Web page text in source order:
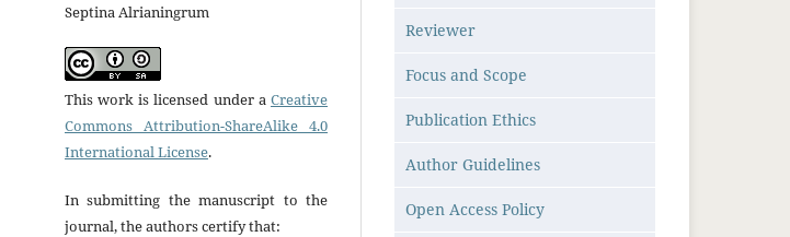
Septina Alrianingrum
This work is licensed under a Creative
Commons Attribution-ShareAlike 4.0
International License.
In submitting the manuscript to the
journal, the authors certify that:
Reviewer
Focus and Scope
Publication Ethics
Author Guidelines
Open Access Policy